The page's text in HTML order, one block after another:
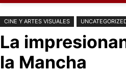
CINE Y ARTES VISUALES
La
la Mancha